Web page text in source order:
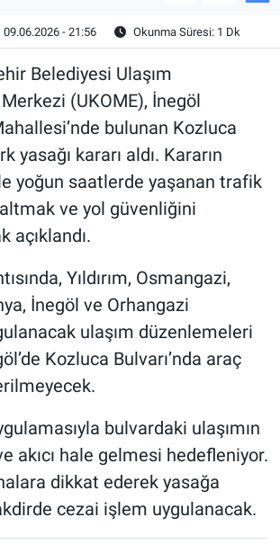
09.06.2026 - 21:56 Okunma Süresi: 1 Dk
Belediyesi Ulaşım
(UKOME), İnegöl
bulunan Kozluca
yasağı kararı aldı. Kararın
yoğun saatlerde yaşanan trafik
ve yol güvenliğini
açıklandı.
Yıldırım, Osmangazi,
İnegöl ve Orhangazi
ulaşım düzenlemeleri
Kozluca Bulvarı’nda araç
bulvardaki ulaşımın
akıcı hale gelmesi hedefleniyor.
dikkat ederek yasağa
cezai işlem uygulanacak.